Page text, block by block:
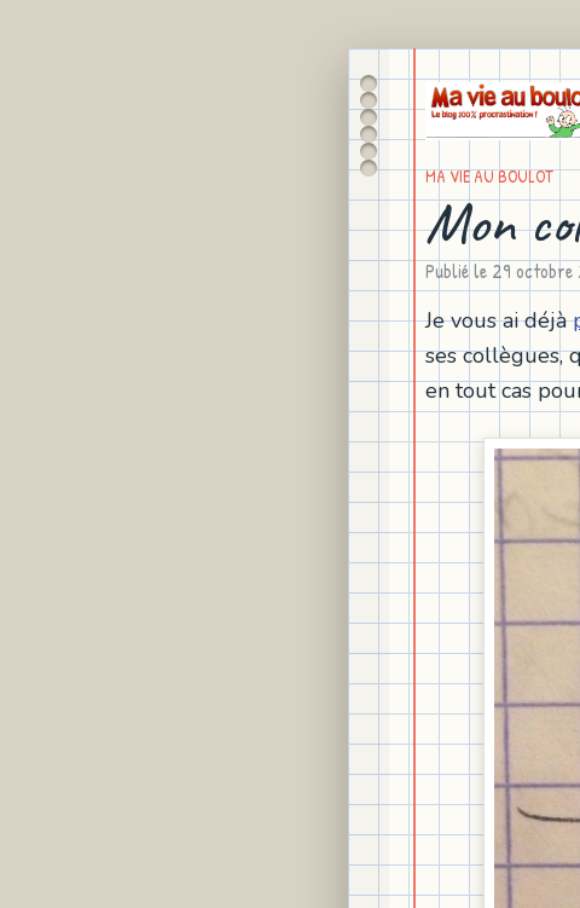
MA VIE AU BOULOT
Mon
Publié le 29 octobre
Je vous ai déjà
ses collègues,
en tout cas